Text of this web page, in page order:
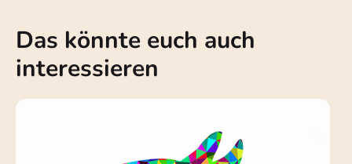
Das könnte euch auch
interessieren